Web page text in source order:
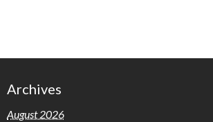
Archives
August 2026